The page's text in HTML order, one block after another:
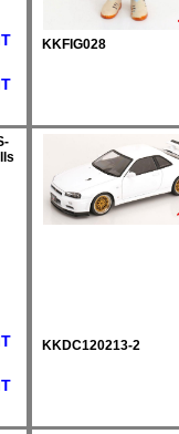
KKFIG028
KKDC120213-2